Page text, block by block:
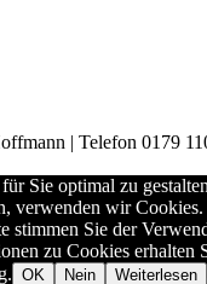
| Telefon 0179
Sie optimal zu
verwenden wir
stimmen Sie der
zu Cookies erhalten
OK Nein Weiterlesen